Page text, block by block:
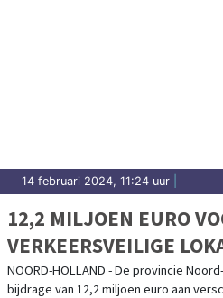
14 februari 2024, 11:24 uur
12,2 MILJOEN EURO
VERKEERSVEILIGE
FIETSPADEN IN
NOORD-HOLLAND - De provincie
bijdrage van 12,2 miljoen euro aan